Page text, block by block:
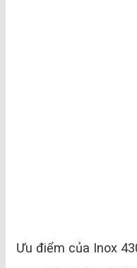
Ưu điểm của Inox